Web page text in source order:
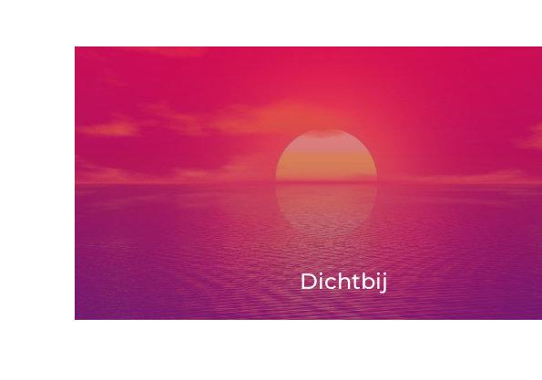
Dichtbij